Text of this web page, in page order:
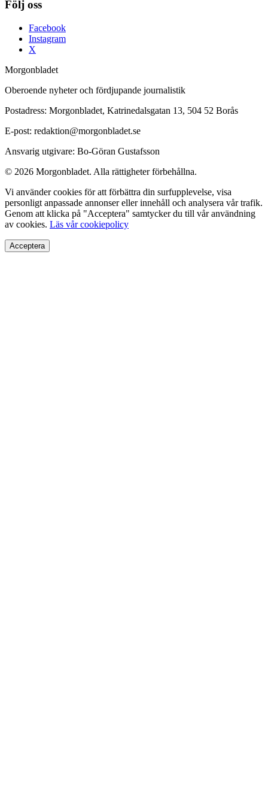
Följ oss
Facebook
Instagram
X
Morgonbladet
Oberoende nyheter och fördjupande journalistik
Postadress: Morgonbladet, Katrinedalsgatan 13, 504 52 Borås
E-post: redaktion@morgonbladet.se
Ansvarig utgivare: Bo-Göran Gustafsson
© 2026 Morgonbladet. Alla rättigheter förbehållna.
Vi använder cookies för att förbättra din surfupplevelse, visa
personligt anpassade annonser eller innehåll och analysera vår trafik.
Genom att klicka på "Acceptera" samtycker du till vår användning
av cookies. Läs vår cookiepolicy
Acceptera